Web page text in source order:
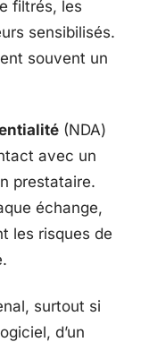
filtrés, les
sensibilisés.
souvent un
(NDA)
avec un
prestataire.
échange,
les risques de
surtout si
d’un